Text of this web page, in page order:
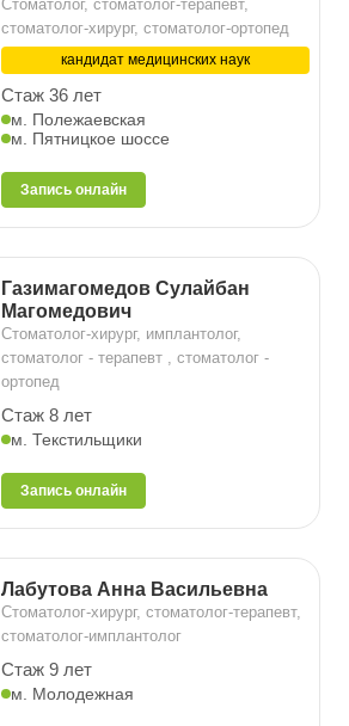
Стоматолог, стоматолог-терапевт,
стоматолог-хирург, стоматолог-ортопед
кандидат медицинских наук
Стаж 36 лет
м. Полежаевская
м. Пятницкое шоссе
Запись онлайн
Газимагомедов Сулайбан
Магомедович
Стоматолог-хирург, имплантолог,
стоматолог - терапевт , стоматолог -
ортопед
Стаж 8 лет
м. Текстильщики
Запись онлайн
Лабутова Анна Васильевна
Стоматолог-хирург, стоматолог-терапевт,
стоматолог-имплантолог
Стаж 9 лет
м. Молодежная